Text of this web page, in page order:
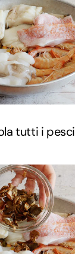
tutti i pesci